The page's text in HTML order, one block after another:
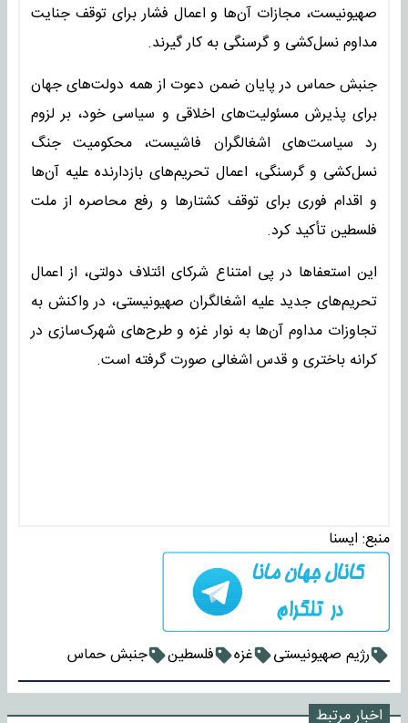
صهیونیست، مجازات آن‌ها و اعمال فشار برای توقف جنایت
مداوم نسل‌کشی و گرسنگی به کار گیرند.
جنبش حماس در پایان ضمن دعوت از همه دولت‌های جهان
برای پذیرش مسئولیت‌های اخلاقی و سیاسی خود، بر لزوم
رد سیاست‌های اشغالگران فاشیست، محکومیت جنگ
نسل‌کشی و گرسنگی، اعمال تحریم‌های بازدارنده علیه آن‌ها
و اقدام فوری برای توقف کشتارها و رفع محاصره از ملت
فلسطین تأکید کرد.
این استعفاها در پی امتناع شرکای ائتلاف دولتی، از اعمال
تحریم‌های جدید علیه اشغالگران صهیونیستی، در واکنش به
تجاوزات مداوم آن‌ها به نوار غزه و طرح‌های شهرک‌سازی در
کرانه باختری و قدس اشغالی صورت گرفته است.
منبع: ايسنا
رژیم صهیونیستی غزه فلسطین جنبش حماس
اخبار مرتبط